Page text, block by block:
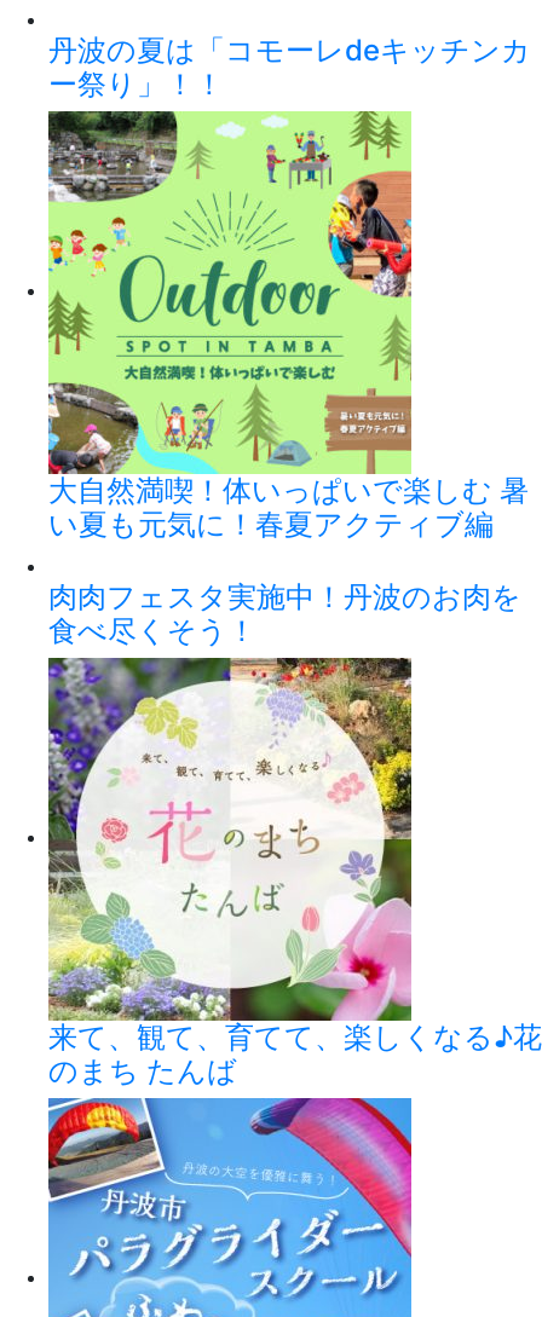
丹波の夏は「コモーレdeキッチンカ
ー祭り」！！
大自然満喫！体いっぱいで楽しむ 暑
い夏も元気に！春夏アクティブ編
肉肉フェスタ実施中！丹波のお肉を
食べ尽くそう！
来て、観て、育てて、楽しくなる♪花
のまち たんば